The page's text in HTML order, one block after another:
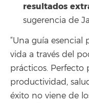
resultados
sugerencia de
“Una guía esencial
vida a través del
prácticos. Perfecto
productividad,
éxito no viene de